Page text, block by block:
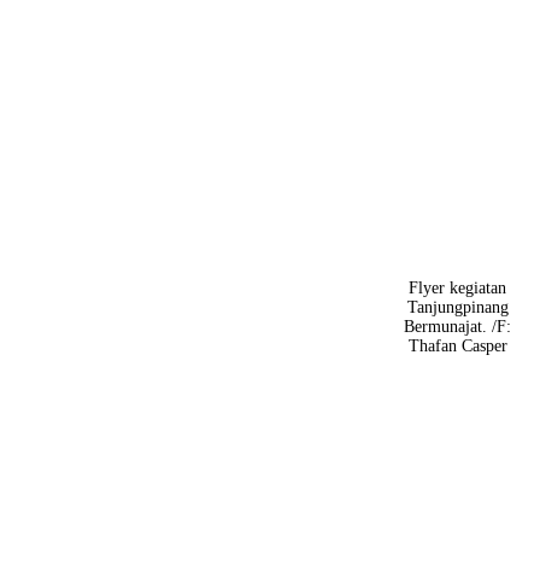
Flyer kegiatan
Tanjungpinang
Bermunajat. /F:
Thafan Casper